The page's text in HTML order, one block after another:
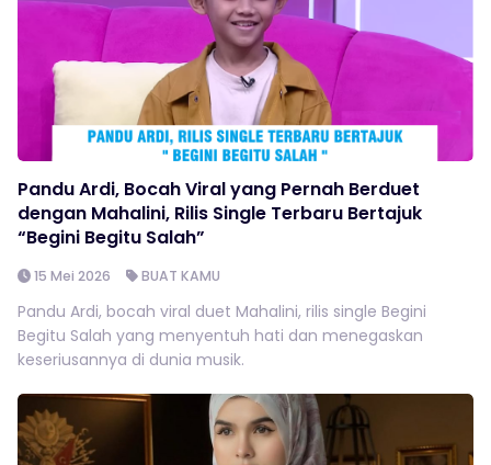
Pandu Ardi, Bocah Viral yang Pernah Berduet
dengan Mahalini, Rilis Single Terbaru Bertajuk
“Begini Begitu Salah”
15 Mei 2026 BUAT KAMU
Pandu Ardi, bocah viral duet Mahalini, rilis single Begini
Begitu Salah yang menyentuh hati dan menegaskan
keseriusannya di dunia musik.